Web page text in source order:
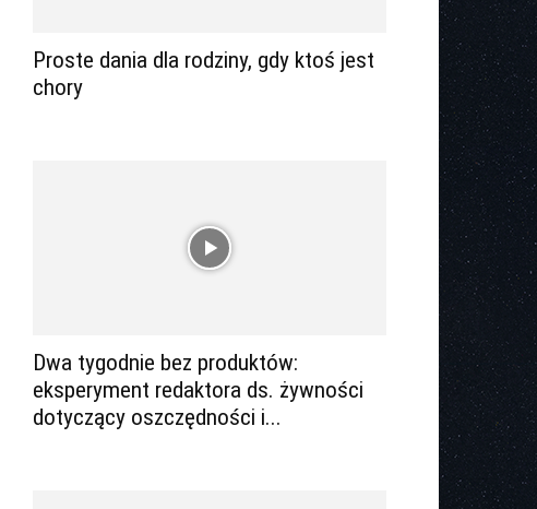
Proste dania dla rodziny, gdy ktoś jest
chory
Dwa tygodnie bez produktów:
eksperyment redaktora ds. żywności
dotyczący oszczędności i...